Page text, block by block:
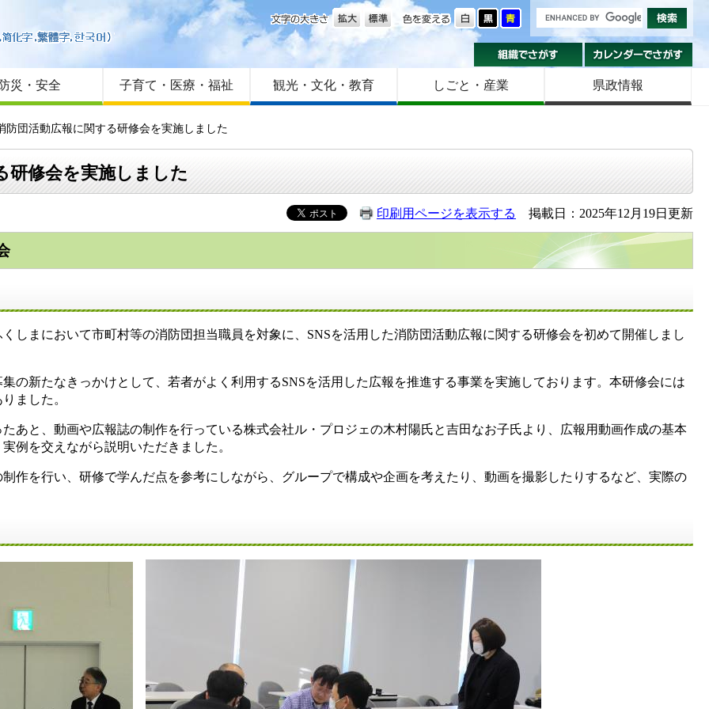
はじめての方へ
Foreign language
サイトマップ
色を変える
文字の大きさ
組織でさがす
災・安全 子育て・医療・福祉 観光・文化・教育 しごと・産業 県政情報
団活動広報に関する研修会を実施しました
研修会を実施しました
印刷用ページを表示する 掲載日：2025年12月19日更新
しまにおいて市町村等の消防団担当職員を対象に、SNSを活用した消防団活動広報に関する研修会を初めて開催しまし
の新たなきっかけとして、若者がよく利用するSNSを活用した広報を推進する事業を実施しております。本研修会には
ました。
あと、動画や広報誌の制作を行っている株式会社ル・プロジェの木村陽氏と吉田なお子氏より、広報用動画作成の基本
例を交えながら説明いただきました。
作を行い、研修で学んだ点を参考にしながら、グループで構成や企画を考えたり、動画を撮影したりするなど、実際の